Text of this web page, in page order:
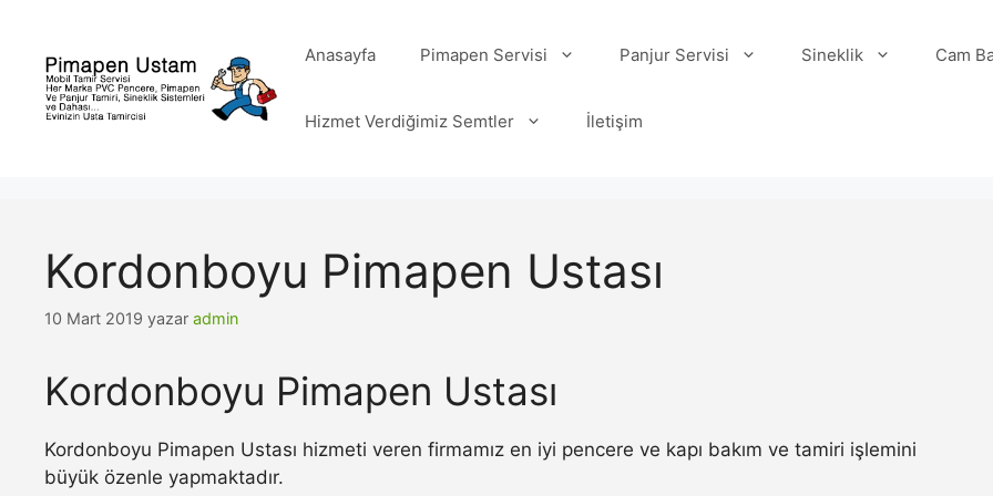
Anasayfa Pimapen Servisi Panjur Servisi Sineklik Cam
Hizmet Verdiğimiz Semtler İletişim
Kordonboyu Pimapen Ustası
10 Mart 2019 yazar admin
Kordonboyu Pimapen Ustası
Kordonboyu Pimapen Ustası hizmeti veren firmamız en iyi pencere ve kapı bakım ve tamiri işlemini
büyük özenle yapmaktadır.